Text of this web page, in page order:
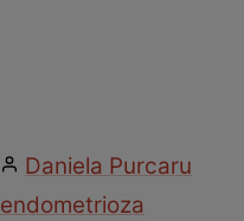
Daniela Purcaru
endometrioza